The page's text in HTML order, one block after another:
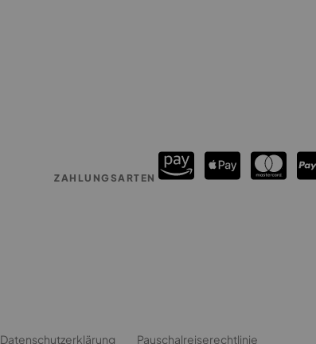
ZAHLUNGSARTEN
Datenschutzerklärung Pauschalreiserechtlinie